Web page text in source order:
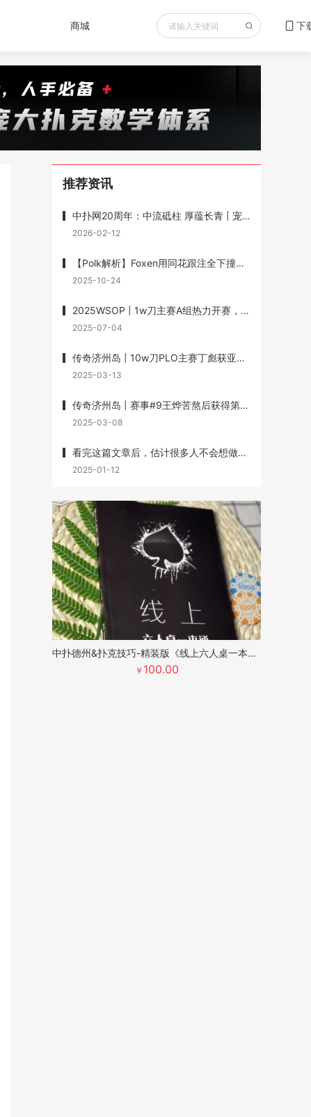
商城 下
推荐资讯
中扑网20周年：中流砥柱 厚蕴长青 | 宠粉送书重磅福利 赠送《最优扑克玩法》
2026-02-12
【Polk解析】Foxen用同花跟注全下撞葫芦输1200w底池被狂喷，但Polk说他没有错
2025-10-24
2025WSOP | 1w刀主赛A组热力开赛，Wesley Fei跻身前十，1w刀混合赛徐强记分牌第一晋级
2025-07-04
传奇济州岛 | 10w刀PLO主赛丁彪获亚军，Lin Wei、Dai Zhikang、黄文杰承包三、四、七名
2025-03-13
传奇济州岛 | 赛事#9王烨苦熬后获得第3名，丁彪第7名，赛事#10杨崇贤获第3名
2025-03-08
看完这篇文章后，估计很多人不会想做牌手了
2025-01-12
中扑德州&扑克技巧-精装版《线上六人桌一本通》
￥ 100.00